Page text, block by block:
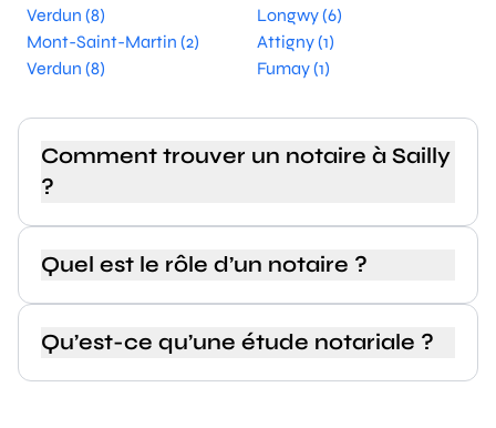
Verdun (8)
Longwy (6)
Mont-Saint-Martin (2)
Attigny (1)
Verdun (8)
Fumay (1)
Comment trouver un notaire à Sailly
?
Quel est le rôle d’un notaire ?
Qu’est-ce qu’une étude notariale ?